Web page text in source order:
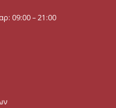
09:00 – 21:00